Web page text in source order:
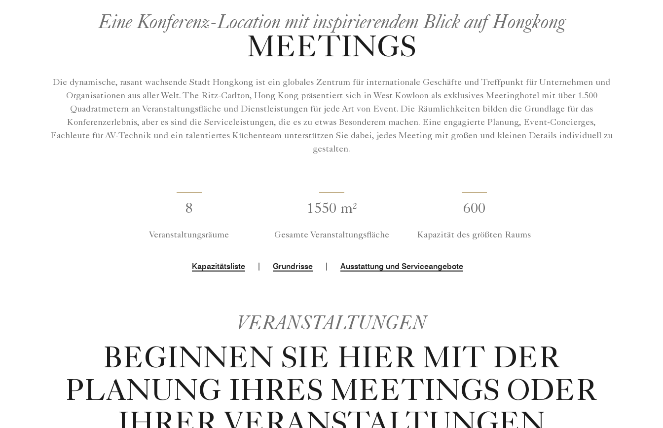
Eine Konferenz-Location mit inspirierendem Blick auf Hongkong
MEETINGS
Die dynamische, rasant wachsende Stadt Hongkong ist ein globales Zentrum für internationale Geschäfte und Treffpunkt für Unternehmen und
Organisationen aus aller Welt. The Ritz-Carlton, Hong Kong präsentiert sich in West Kowloon als exklusives Meetinghotel mit über 1.500
Quadratmetern an Veranstaltungsfläche und Dienstleistungen für jede Art von Event. Die Räumlichkeiten bilden die Grundlage für das
Konferenzerlebnis, aber es sind die Serviceleistungen, die es zu etwas Besonderem machen. Eine engagierte Planung, Event-Concierges,
Fachleute für AV-Technik und ein talentiertes Küchenteam unterstützen Sie dabei, jedes Meeting mit großen und kleinen Details individuell zu
gestalten.
8
Veranstaltungsräume
1550 m²
Gesamte Veranstaltungsfläche
600
Kapazität des größten Raums
Kapazitätsliste Grundrisse Ausstattung und Serviceangebote
VERANSTALTUNGEN
BEGINNEN SIE HIER MIT DER
PLANUNG IHRES MEETINGS ODER